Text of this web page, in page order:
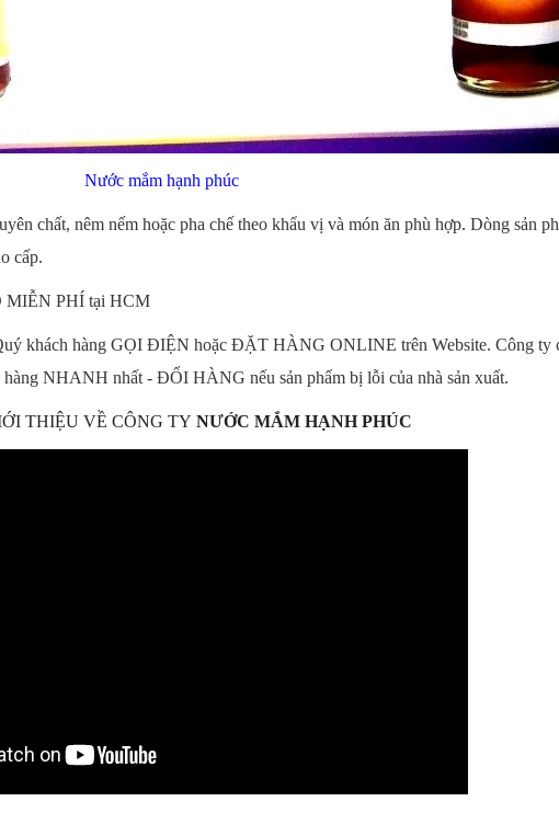
Nước mắm hạnh phúc
chất, nêm nếm hoặc pha chế theo khẩu vị và món ăn phù hợp. Dòng sản
cấp.
MIỄN PHÍ tại HCM
khách hàng GỌI ĐIỆN hoặc ĐẶT HÀNG ONLINE trên Website. Công ty
NHANH nhất - ĐỔI HÀNG nếu sản phẩm bị lỗi của nhà sản xuất.
THIỆU VỀ CÔNG TY NƯỚC MẮM HẠNH PHÚC